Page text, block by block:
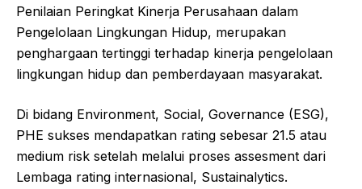
Penilaian Peringkat Kinerja Perusahaan dalam
Pengelolaan Lingkungan Hidup, merupakan
penghargaan tertinggi terhadap kinerja pengelolaan
lingkungan hidup dan pemberdayaan masyarakat.
Di bidang Environment, Social, Governance (ESG),
PHE sukses mendapatkan rating sebesar 21.5 atau
medium risk setelah melalui proses assesment dari
Lembaga rating internasional, Sustainalytics.